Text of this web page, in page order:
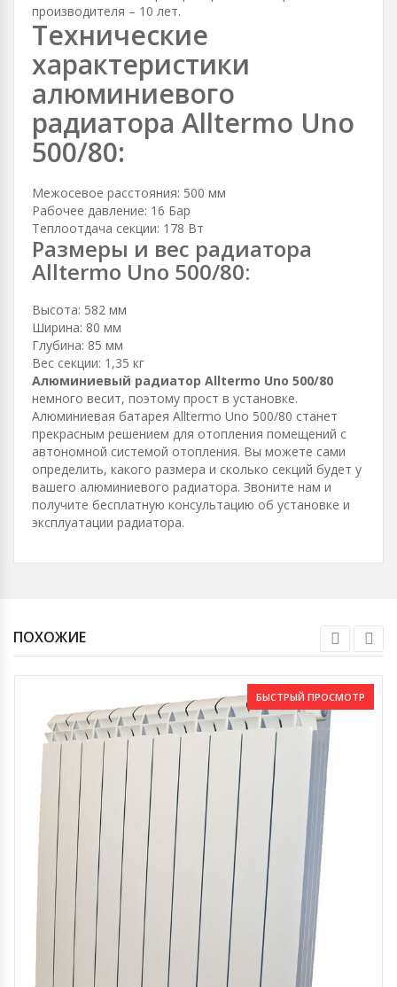
производителя – 10 лет.
Технические
характеристики
алюминиевого
радиатора Alltermo Uno
500/80:
Межосевое расстояния: 500 мм
Рабочее давление: 16 Бар
Теплоотдача секции: 178 Вт
Размеры и вес радиатора
Alltermo Uno 500/80:
Высота: 582 мм
Ширина: 80 мм
Глубина: 85 мм
Вес секции: 1,35 кг
Алюминиевый радиатор Alltermo Uno 500/80
немного весит, поэтому прост в установке.
Алюминиевая батарея Alltermo Uno 500/80 станет
прекрасным решением для отопления помещений с
автономной системой отопления. Вы можете сами
определить, какого размера и сколько секций будет у
вашего алюминиевого радиатора. Звоните нам и
получите бесплатную консультацию об установке и
эксплуатации радиатора.
ПОХОЖИЕ
БЫСТРЫЙ ПРОСМОТР